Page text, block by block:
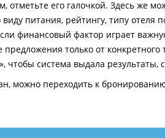
отметьте его галочкой. Здесь же
питания, рейтингу, типу отеля
финансовый фактор играет
только от конкретного
чтобы система выдала результаты,
можно переходить к